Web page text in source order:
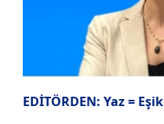
EDİTÖRDEN: Yaz = Eşik